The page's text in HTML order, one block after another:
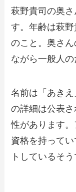
萩野貴司の奥
す。年齢は萩
のこと。奥さ
ながら一般人の
名前は「あき
の詳細は公表
性があります
資格を持って
トしているそう